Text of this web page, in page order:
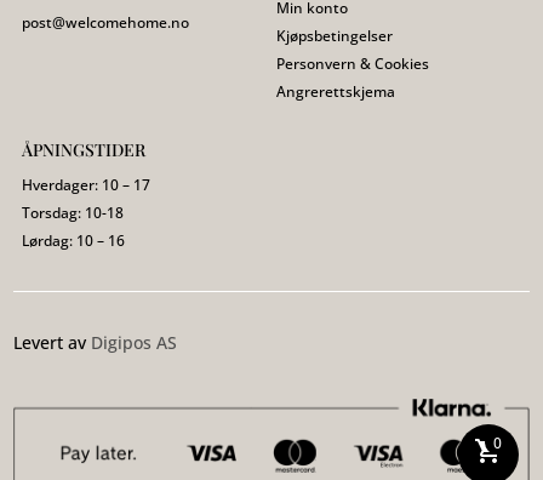
shopping_cart
0
post@welcomehome.no
Min konto
Kjøpsbetingelser
Personvern & Cookies
Angrerettskjema
ÅPNINGSTIDER
Hverdager: 10 – 17
Torsdag: 10-18
Lørdag: 10 – 16
Levert av Digipos AS